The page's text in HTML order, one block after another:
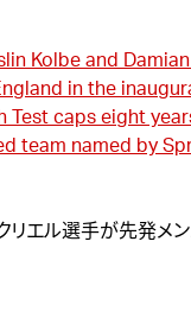
Kolbe and
in the
caps eight
team named by
リエル選手が先発メン